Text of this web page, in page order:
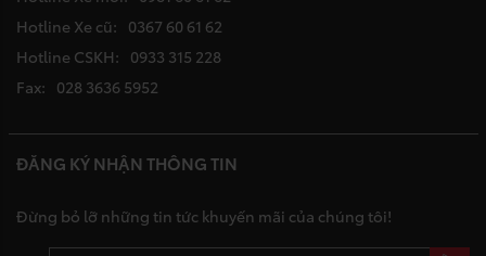
Hotline Xe cũ: 0367 60 61 62
Hotline CSKH: 0933 315 228
Fax: 028 3636 5952
ĐĂNG KÝ NHẬN THÔNG TIN
Đừng bỏ lỡ những tin tức khuyến mãi của chúng tôi!